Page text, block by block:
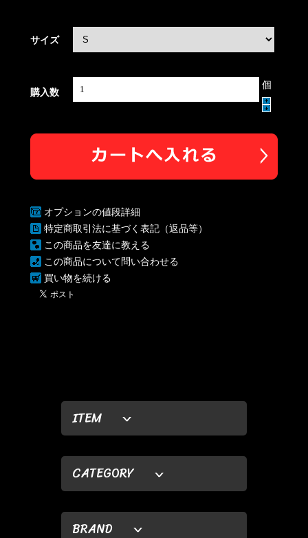
ITEM
CATEGORY
BRAND
サイズ
購入数
個
オプションの値段詳細
特定商取引法に基づく表記（返品等）
この商品を友達に教える
この商品について問い合わせる
買い物を続ける